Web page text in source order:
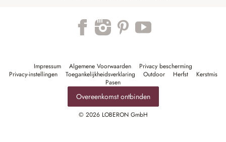
Impressum Algemene Voorwaarden
Privacy bescherming
Privacy-instellingen
Toegankelijkheidsverklaring Outdoor Herfst
Kerstmis
Pasen
Overeenkomst ontbinden
© 2026 LOBERON GmbH